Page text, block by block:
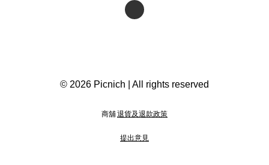
© 2026 Picnich | All rights reserved
商舖退貨及退款政策
提出意見